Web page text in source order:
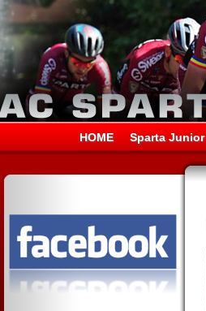
HOME Sparta Junior